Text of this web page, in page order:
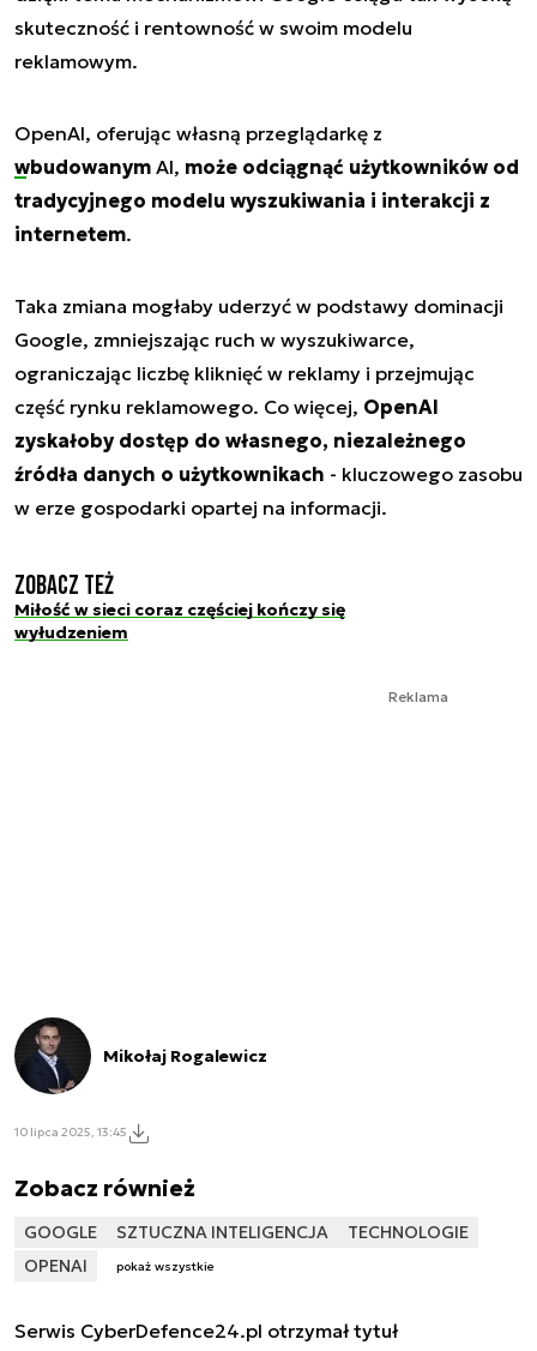
skuteczność i rentowność w swoim modelu
reklamowym.
OpenAI, oferując własną przeglądarkę z
wbudowanym AI, może odciągnąć użytkowników od
tradycyjnego modelu wyszukiwania i interakcji z
internetem.
Taka zmiana mogłaby uderzyć w podstawy dominacji
Google, zmniejszając ruch w wyszukiwarce,
ograniczając liczbę kliknięć w reklamy i przejmując
część rynku reklamowego. Co więcej, OpenAI
zyskałoby dostęp do własnego, niezależnego
źródła danych o użytkownikach - kluczowego zasobu
w erze gospodarki opartej na informacji.
Zobacz też
Miłość w sieci coraz częściej kończy się
wyłudzeniem
Reklama
Mikołaj Rogalewicz
10 lipca 2025, 13:45
Zobacz również
GOOGLE SZTUCZNA INTELIGENCJA
TECHNOLOGIE
OPENAI
pokaż wszystkie
Serwis CyberDefence24.pl otrzymał tytuł